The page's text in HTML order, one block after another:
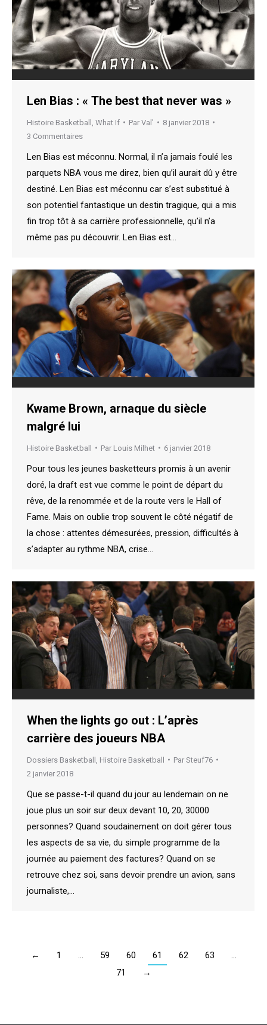
Len Bias : « The best that never was »
Histoire Basketball What If Par Val'
8 janvier 2018
3 Commentaires
Len Bias est méconnu. Normal, il n’a jamais foulé les
parquets NBA vous me direz, bien qu’il aurait dû y être
destiné. Len Bias est méconnu car s’est substitué à
son potentiel fantastique un destin tragique, qui a mis
fin trop tôt à sa carrière professionnelle, qu’il n’a
même pas pu découvrir. Len Bias est…
Kwame Brown, arnaque du siècle
malgré lui
Histoire Basketball Par Louis Milhet 6 janvier 2018
Pour tous les jeunes basketteurs promis à un avenir
doré, la draft est vue comme le point de départ du
rêve, de la renommée et de la route vers le Hall of
Fame. Mais on oublie trop souvent le côté négatif de
la chose : attentes démesurées, pression, difficultés à
s’adapter au rythme NBA, crise…
When the lights go out : L’après
carrière des joueurs NBA
Dossiers Basketball Histoire Basketball Par Steuf76
2 janvier 2018
Que se passe-t-il quand du jour au lendemain on ne
joue plus un soir sur deux devant 10, 20, 30000
personnes? Quand soudainement on doit gérer tous
les aspects de sa vie, du simple programme de la
journée au paiement des factures? Quand on se
retrouve chez soi, sans devoir prendre un avion, sans
journaliste,…
← 1 … 59 60 61 62 63
…
71
→